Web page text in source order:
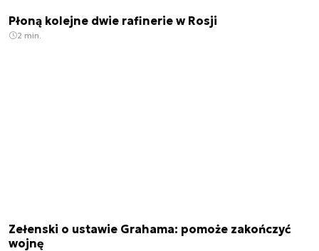
Płoną kolejne dwie rafinerie w Rosji
2 min.
Zełenski o ustawie Grahama: pomoże zakończyć
wojnę